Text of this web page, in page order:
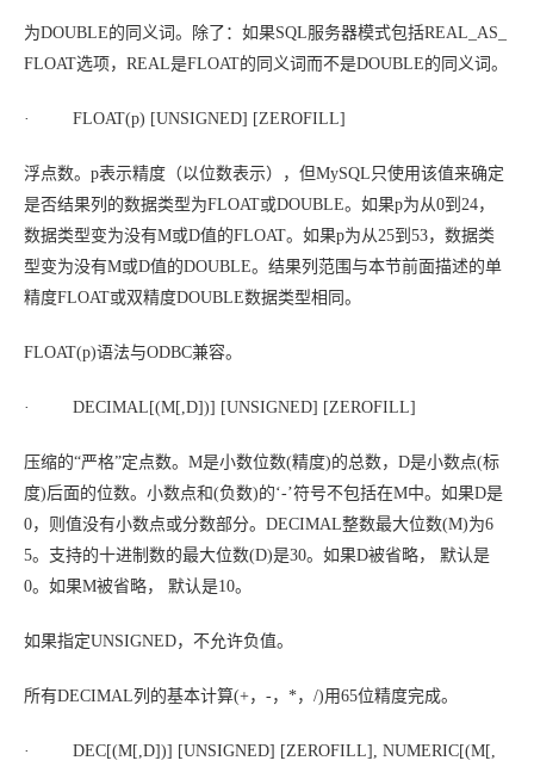
为DOUBLE的同义词。除了：如果SQL服务器模式包括REAL_AS_
FLOAT选项，REAL是FLOAT的同义词而不是DOUBLE的同义词。
· FLOAT(p) [UNSIGNED] [ZEROFILL]
浮点数。 p表示精度（以位数表示），但MySQL只使用该值来确定
是否结果列的数据类型为FLOAT或DOUBLE。如果p为从0到24，
数据类型变为没有M或D值的FLOAT。如果p为从25到53，数据类
型变为没有M或D值的DOUBLE。结果列范围与本节前面描述的单
精度FLOAT或双精度DOUBLE数据类型相同。
FLOAT(p)语法与ODBC兼容。
· DECIMAL[(M[,D])] [UNSIGNED] [ZEROFILL]
压缩的“严格”定点数。 M是小数位数(精度)的总数， D是小数点(标
度)后面的位数。小数点和(负数)的‘-’符号不包括在M中。如果D是
0，则值没有小数点或分数部分。DECIMAL整数最大位数(M)为6
5。支持的十进制数的最大位数(D)是30。如果D被省略， 默认是
0。如果M被省略， 默认是10。
如果指定UNSIGNED，不允许负值。
所有DECIMAL列的基本计算(+，-，*，/)用65位精度完成。
· DEC[(M[,D])] [UNSIGNED] [ZEROFILL], NUMERIC[(M[,